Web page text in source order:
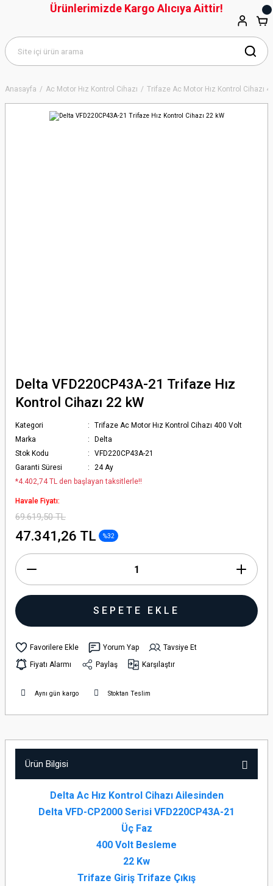
Anasayfa Ac Motor Hız Kontrol Cihazı Trifaze Ac Motor Hız Kontrol Cihazı
Delta VFD220CP43A-21 Trifaze Hız
Kontrol Cihazı 22 kW
Kategori
Trifaze Ac Motor Hız Kontrol Cihazı 400 Volt
Marka
Delta
Stok Kodu
VFD220CP43A-21
Garanti Süresi
24 Ay
*4.402,74 TL den başlayan taksitlerle!!
Havale Fiyatı:
69.619,50 TL
47.341,26 TL %32
SEPETE EKLE
Yorum Yap
Tavsiye Et
Fiyatı Alarmı
Paylaş Karşılaştır
Aynı gün kargo Stoktan Teslim
Ürün Bilgisi
Delta Ac Hız Kontrol Cihazı Ailesinden
Delta VFD-CP2000 Serisi VFD220CP43A-21
Üç Faz
400 Volt Besleme
22 Kw
Trifaze Giriş Trifaze Çıkış
Ürünlerimizde Kargo Alıcıya Aittir!